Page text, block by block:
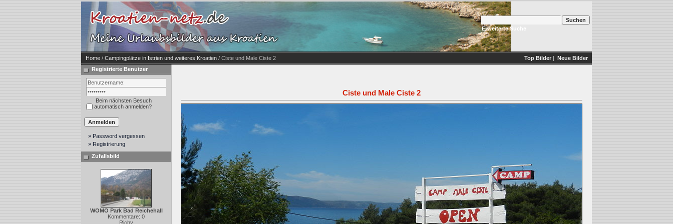
Erweiterte Suche
Home / Campingplätze in Istrien und weiteres Kroatien / Ciste und Male Ciste 2 Top Bilder | Neue Bilder
Registrierte Benutzer
Beim nächsten Besuch
automatisch anmelden?
» Password vergessen
» Registrierung
Zufallsbild
WOMO Park Bad Reichehall
Kommentare: 0
Richy
Ciste und Male Ciste 2